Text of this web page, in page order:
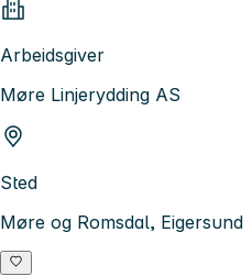
Arbeidsgiver
Møre Linjerydding AS
Sted
Møre og Romsdal, Eigersund